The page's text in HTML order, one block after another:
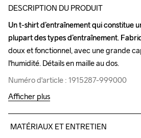
DESCRIPTION DU PRODUIT
Un t-shirt d’entraînement qui constitue
plupart des types d’entraînement.
doux et fonctionnel, avec une grande
l'humidité. Détails en maille au dos.
Numéro d'article : 1915287-999000
Un t-shirt d’entraînement qui constitue
plupart des types d’entraînement.
doux et fonctionnel, avec une grande
l'humidité. Détails en maille au dos.
Numéro d'article : 1915287-999000
Afficher plus
MATÉRIAUX ET ENTRETIEN